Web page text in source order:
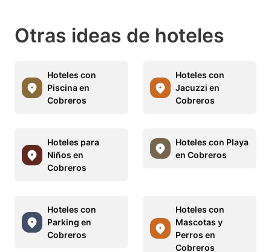
Otras ideas de hoteles
Hoteles con
Piscina en
Cobreros
Hoteles con
Jacuzzi en
Cobreros
Hoteles para
Niños en
Cobreros
Hoteles con Playa
en Cobreros
Hoteles con
Parking en
Cobreros
Hoteles con
Mascotas y
Perros en
Cobreros